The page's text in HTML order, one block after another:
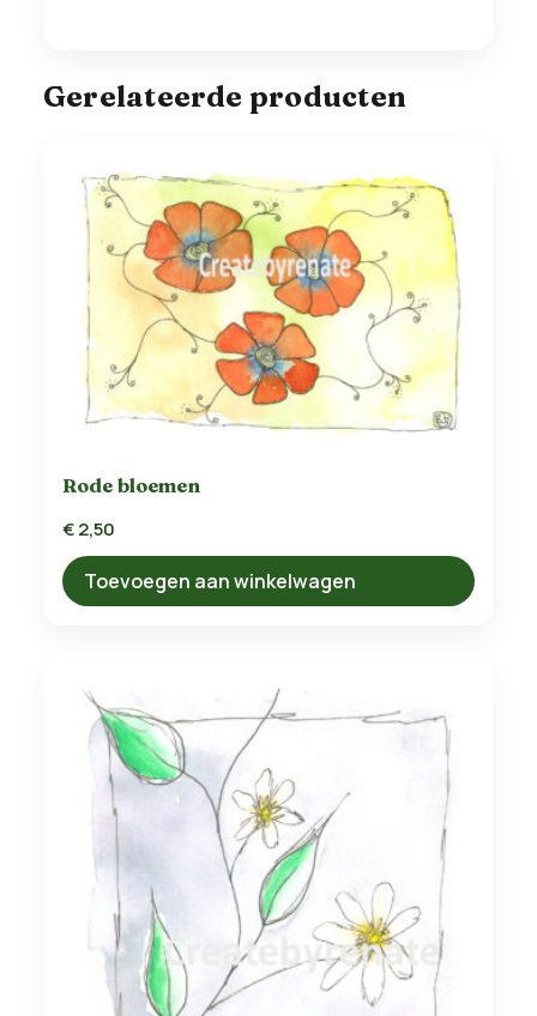
Gerelateerde producten
Rode bloemen
€2,50
Toevoegen aan winkelwagen